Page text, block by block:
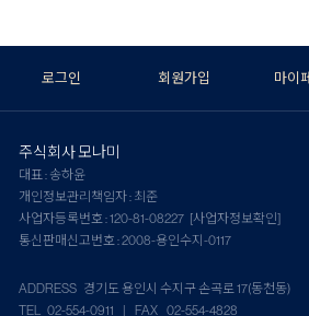
로그인 회원가입 마이
주식회사 모나미
대표 : 송하윤
개인정보관리책임자 : 최준
사업자등록번호 : 120-81-08227 [사업자정보확인]
통신판매신고번호 : 2008-용인수지-0117
ADDRESS 경기도 용인시 수지구 손곡로 17(동천동)
TEL 02-554-0911 | FAX 02-554-4828